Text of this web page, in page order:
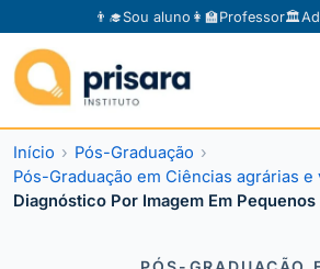
👨‍🎓Sou aluno 👩‍🏫Professor🏛️
Início
Pós-Graduação
Pós-Graduação em Ciências agrárias
Diagnóstico Por Imagem Em